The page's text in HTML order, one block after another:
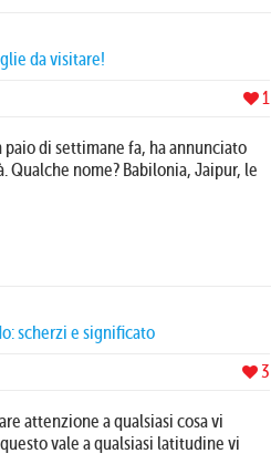
da visitare!
1
paio di settimane fa, ha annunciato
nome? Babilonia, Jaipur, le
scherzi e significato
3
attenzione a qualsiasi cosa vi
vale a qualsiasi latitudine vi